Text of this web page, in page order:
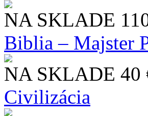
NA SKLADE
Biblia – Majster
NA SKLADE 40
Civilizácia